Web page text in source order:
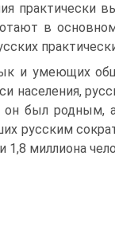
практически
в
и умеющих
населения,
он был родным,
русским
1,8 миллиона